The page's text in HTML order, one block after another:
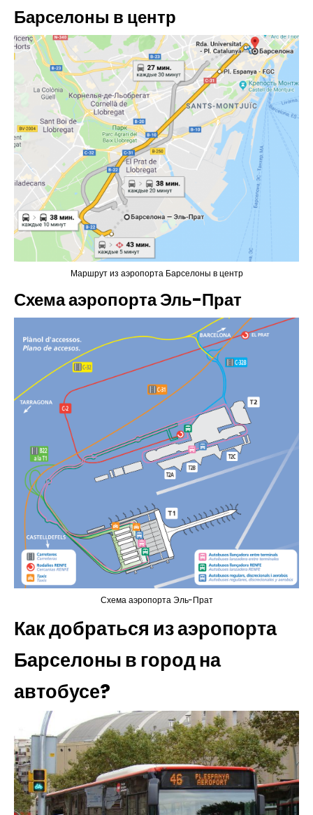
Барселоны в центр
Маршрут из аэропорта Барселоны в центр
Схема аэропорта Эль-Прат
Схема аэропорта Эль-Прат
Как добраться из аэропорта
Барселоны в город на
автобусе?